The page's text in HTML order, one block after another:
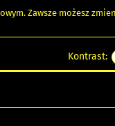
Zawsze możesz
Kontrast: